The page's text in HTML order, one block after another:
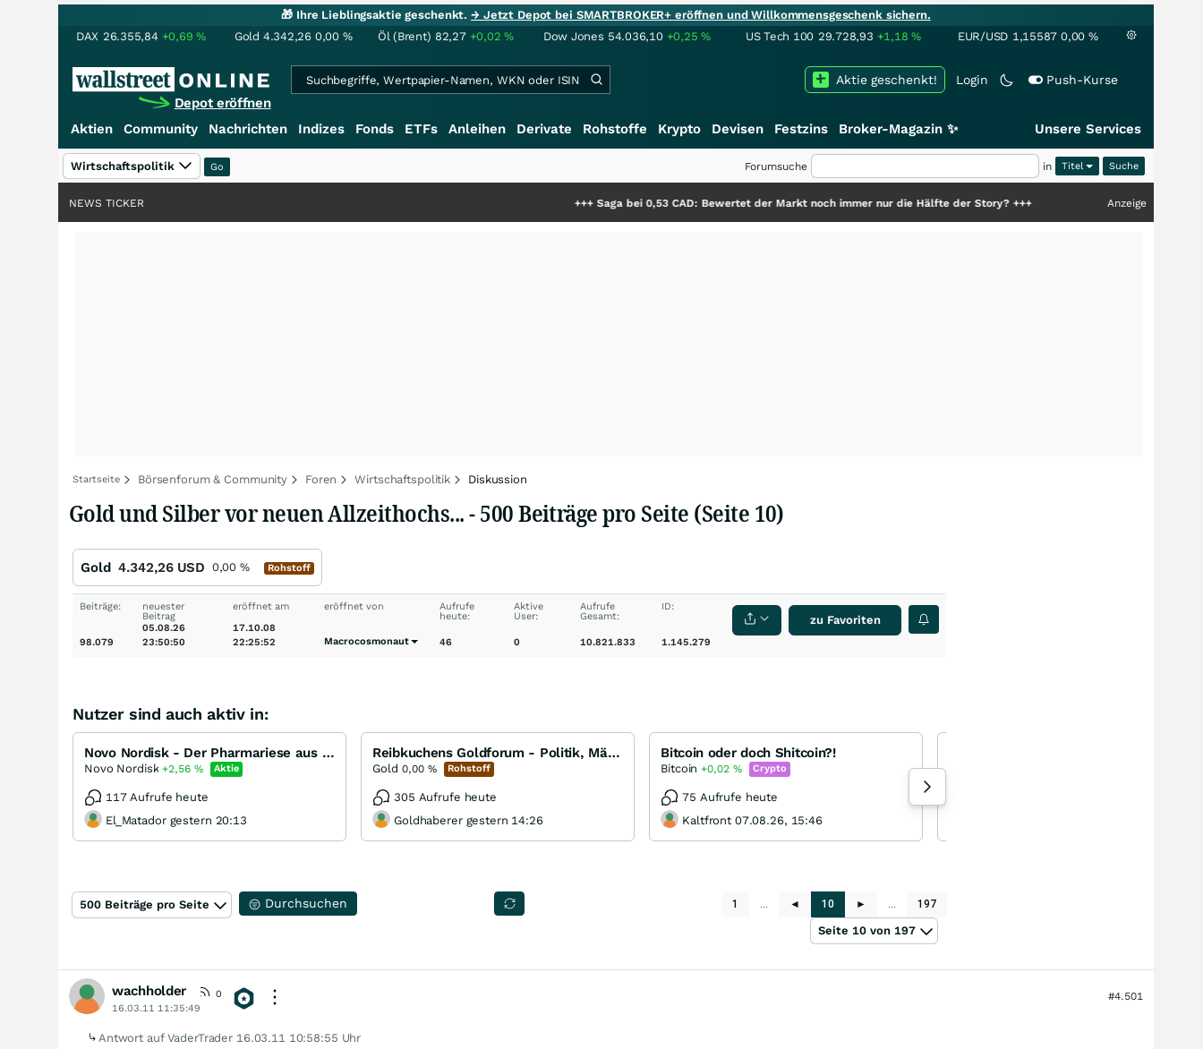
🎁 Ihre Lieblingsaktie geschenkt.→ Jetzt Depot bei SMARTBROKER+ eröffnen und Willkommensgeschenk sichern.
DAX 26.355,84 +0,69% Gold 4.342,26 0,00 % Öl (Brent) 82,27 +0,02% Dow Jones 54.036,10 +0,25% US Tech 100 29.728,93 +1,18% EUR/USD 1,15587 0,00 %
Depot eröffnen
Login Push-Kurse
Aktie geschenkt!
Aktien Community Nachrichten Indizes Fonds ETFs Anleihen Derivate Rohstoffe Krypto Devisen Festzins Broker-Magazin ✨ Unsere Services
Wirtschaftspolitik Forumsuche in Titel
Saga bei 0,53 CAD: Bewertet der Markt noch immer nur die Hälfte der Story? +++ Anzeige
NEWS TICKER
Startseite Börsenforum & Community Foren Wirtschaftspolitik Diskussion
Gold und Silber vor neuen Allzeithochs... - 500 Beiträge pro Seite (Seite 10)
Gold 4.342,26 USD 0,00% Rohstoff
Beiträge:
98.079
neuester
Beitrag
05.08.26
23:50:50
eröffnet am
17.10.08
22:25:52
eröffnet von
Macrocosmonaut
Aufrufe
heute:
46
Aktive
User:
0
Aufrufe
Gesamt:
10.821.833
ID:
1.145.279
zu Favoriten
Nutzer sind auch aktiv in:
Novo Nordisk - Der Pharmariese aus Dänemark
Novo Nordisk +2,56% Aktie
117 Aufrufe heute
El_Matador gestern 20:13
Reibkuchens Goldforum - Politik, Märkte, Meinungen, Weltgeschehen mit Auswirkungen auf den Goldpreis
Gold 0,00 % Rohstoff
305 Aufrufe heute
Goldhaberer gestern 14:26
Bitcoin oder doch Shitcoin?!
Bitcoin +0,02% Crypto
75 Aufrufe heute
Kaltfront 07.08.26, 15:46
500 Beiträge pro Seite Durchsuchen 1 … ◄ 10 ► … 197
Seite 10 von 197
wachholder
0
16.03.11 11:35:49
#4.501
Antwort auf VaderTrader 16.03.11 10:58:55 Uhr